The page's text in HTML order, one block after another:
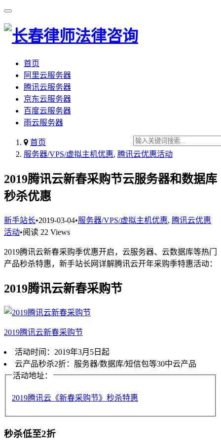
首页
阿里云服务器
腾讯云服务器
京东云服务器
百度云服务器
雨云服务器
首页
服务器/VPS/虚拟主机优惠, 腾讯云优惠活动
2019腾讯云新春采购节云服务器和数据库
秒杀优惠
新手站长•2019-03-04•服务器/VPS/虚拟主机优惠, 腾讯云优惠
活动•阅读 22 Views
2019腾讯云新春采购季优惠开启，云服务器、云数据库等热门
产品秒杀特惠，新手站长网详解腾讯云开年采购季特惠活动：
2019腾讯云新春采购节
2019腾讯云新春采购节
活动时间：2019年3月5日起
云产品秒杀2折：服务器/数据库/短信包等30中云产品
活动地址：
2019腾讯云《新春采购节》秒杀特惠
秒杀低至2折